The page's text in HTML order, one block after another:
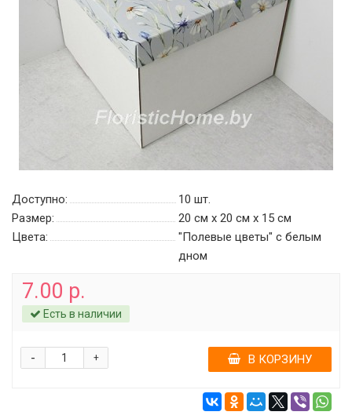
Доступно: 10 шт.
Размер:
20 см х 20 см х 15 см
Цвета:
"Полевые цветы" c белым
дном
7.00 р.
Есть в наличии
+
- В КОРЗИНУ